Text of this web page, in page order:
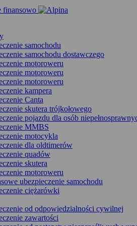
samochodu
samochodu dostawczego
motoroweru
motoroweru
motoroweru
kampera
Canta
skutera trójkołowego
pojazdu dla osób
MMBS
motocykla
dla oldtimerów
quadów
skutera
motoroweru
ubezpieczenie samochodu
ciężarówki
od odpowiedzialności cywilnej
zawartości